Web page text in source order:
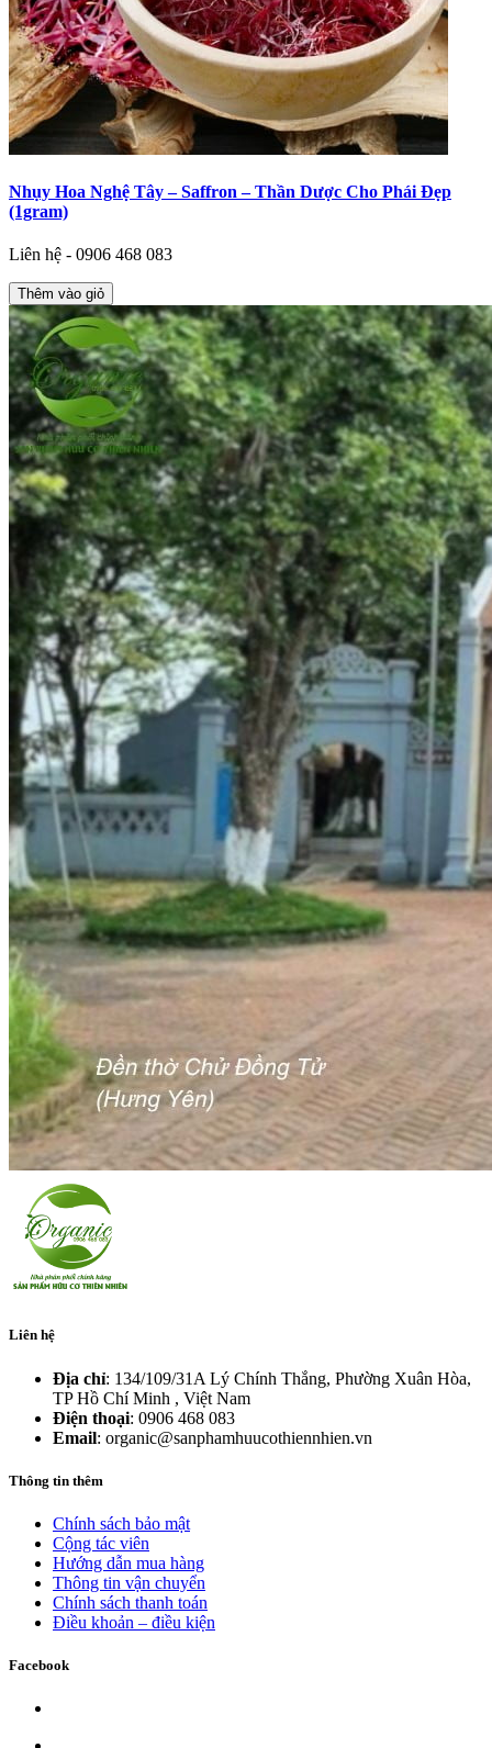
Nhụy Hoa Nghệ Tây – Saffron – Thần Dược Cho Phái Đẹp
(1gram)
Liên hệ - 0906 468 083
Thêm vào giỏ
Liên hệ
Địa chỉ: 134/109/31A Lý Chính Thắng, Phường Xuân Hòa,
TP Hồ Chí Minh , Việt Nam
Điện thoại: 0906 468 083
Email: organic@sanphamhuucothiennhien.vn
Thông tin thêm
Chính sách bảo mật
Cộng tác viên
Hướng dẫn mua hàng
Thông tin vận chuyển
Chính sách thanh toán
Điều khoản – điều kiện
Facebook